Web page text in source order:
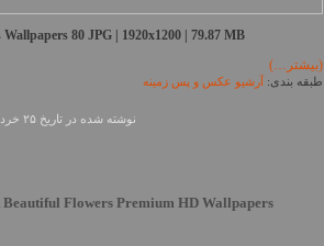
Wallpapers 80 JPG | 1920x1200 | 79.87 MB
(بیشتر…)
طبقه بندی: آرشیو عکس و پس زمینه
نوشته شده در تاريخ ۲۵ خرداد ۱۳۹۰ |
Beautiful Flowers Premium HD Wallpapers